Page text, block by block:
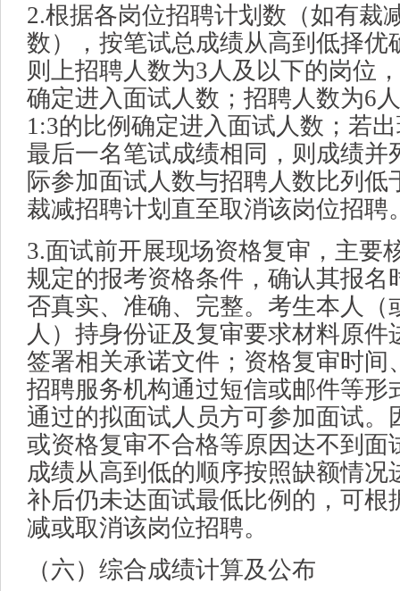
2.根据各岗位招聘计划数（如有裁
数），按笔试总成绩从高到低择优
则上招聘人数为3人及以下的岗位
确定进入面试人数；招聘人数为6
1:3的比例确定进入面试人数；若
最后一名笔试成绩相同，则成绩并
际参加面试人数与招聘人数比列低
裁减招聘计划直至取消该岗位招聘
3.面试前开展现场资格复审，主要
规定的报考资格条件，确认其报名
否真实、准确、完整。考生本人（
人）持身份证及复审要求材料原
签署相关承诺文件；资格复审时间
招聘服务机构通过短信或邮件等形
通过的拟面试人员方可参加面试。
或资格复审不合格等原因达不到面
成绩从高到低的顺序按照缺额情况
补后仍未达面试最低比例的，可根
减或取消该岗位招聘。
（六）综合成绩计算及公布